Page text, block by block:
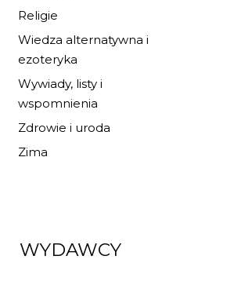
Religie
Wiedza alternatywna i
ezoteryka
Wywiady, listy i
wspomnienia
Zdrowie i uroda
Zima
WYDAWCY